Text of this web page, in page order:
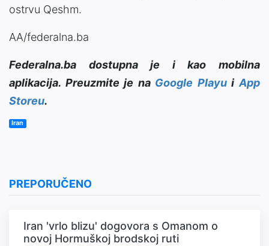
ostrvu Qeshm.
AA/federalna.ba
Federalna.ba dostupna je i kao mobilna
aplikacija. Preuzmite je na Google PlayuiApp
Storeu.
Iran
PREPORUČENO
Iran 'vrlo blizu' dogovora s Omanom o
novoj Hormuškoj brodskoj ruti